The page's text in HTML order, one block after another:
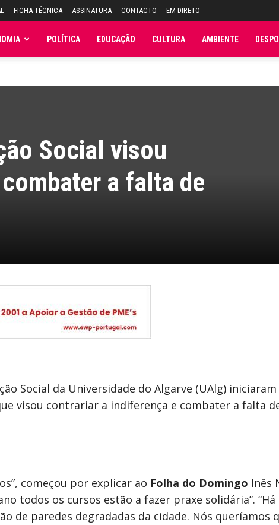
FICHA TÉCNICA ASSINATURA CONTACTO EM DIRETO
POLÍTICA EDUCAÇÃO CULTURA AMBIENTE
Social visou
a falta de
Social da Universidade do Algarve (UAlg)
visou contrariar a indiferença e combater a falta
começou por explicar ao Folha do Domingo Inês
todos os cursos estão a fazer praxe solidária”. “Há
de paredes degradadas da cidade. Nós queríamos